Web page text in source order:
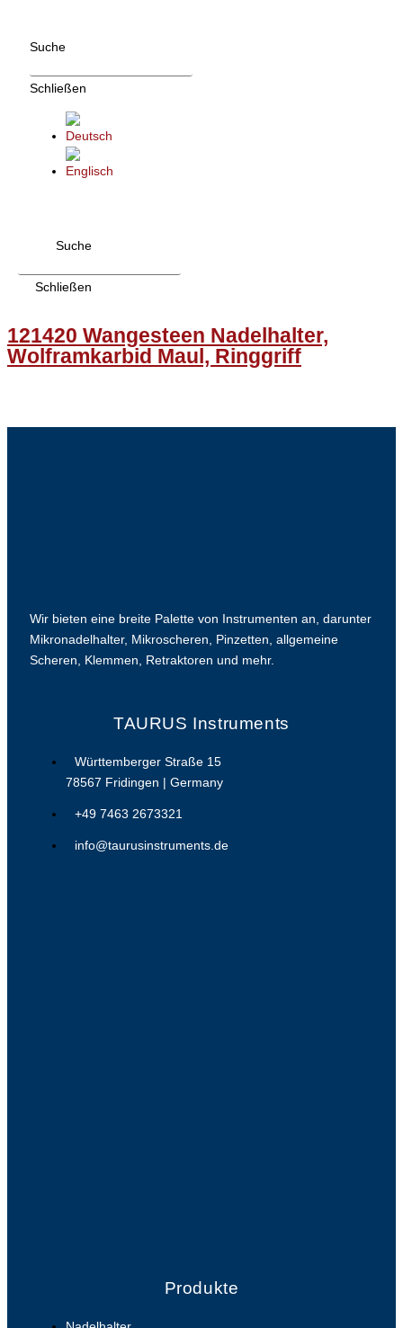
Suche
Schließen
Suche
Schließen
121420 Wangesteen Nadelhalter,
Wolframkarbid Maul, Ringgriff
Wir bieten eine breite Palette von Instrumenten an, darunter
Mikronadelhalter, Mikroscheren, Pinzetten, allgemeine
Scheren, Klemmen, Retraktoren und mehr.
TAURUS Instruments
Württemberger Straße 15
78567 Fridingen | Germany
+49 7463 2673321
info@taurusinstruments.de
Produkte